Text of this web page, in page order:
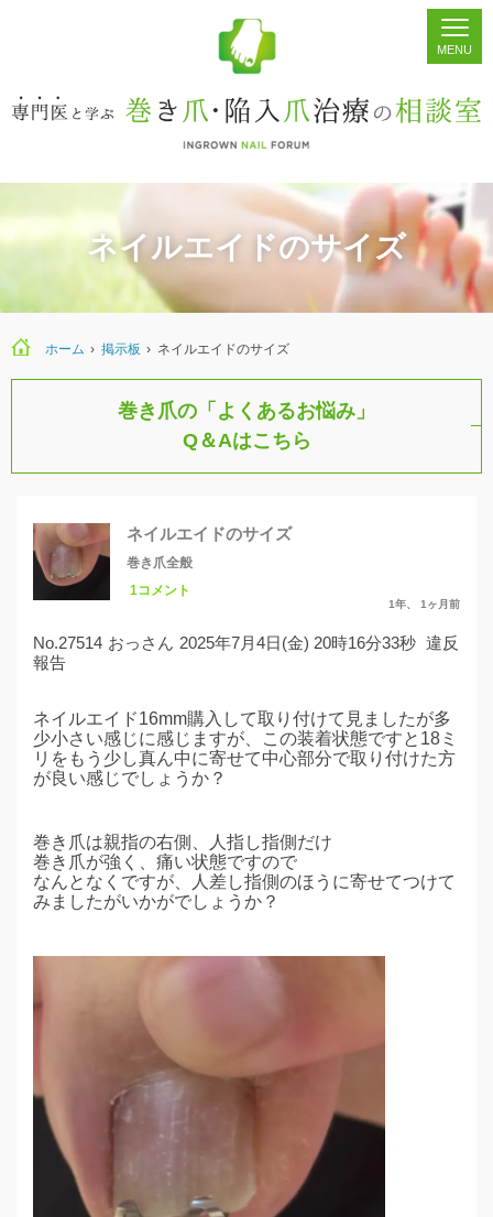
シェア 掲示板 検索
ネイルエイドのサイズ
ホーム › › ネイルエイドのサイズ
巻き爪の「よくあるお悩み」
Q＆Aはこちら
ネイルエイドのサイズ
巻き爪全般
1コメント
1年、 1ヶ月前
No.27514 おっさん 2025年7月4日(金) 20時16分33秒 違反
報告
ネイルエイド16mm購入して取り付けて見ましたが多
少小さい感じに感じますが、この装着状態ですと18ミ
リをもう少し真ん中に寄せて中心部分で取り付けた方
が良い感じでしょうか？
巻き爪は親指の右側、人指し指側だけ
巻き爪が強く、痛い状態ですので
なんとなくですが、人差し指側のほうに寄せてつけて
みましたがいかがでしょうか？